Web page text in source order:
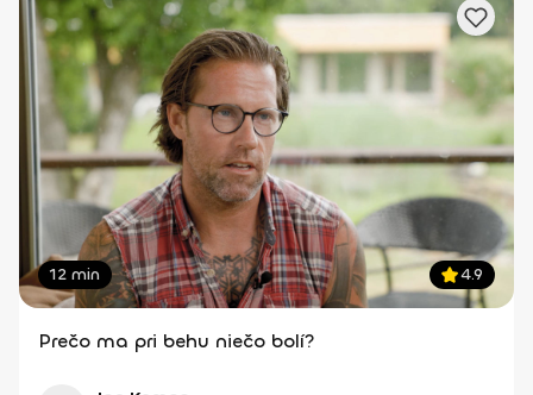
12 min 4.9
Prečo ma pri behu niečo bolí?